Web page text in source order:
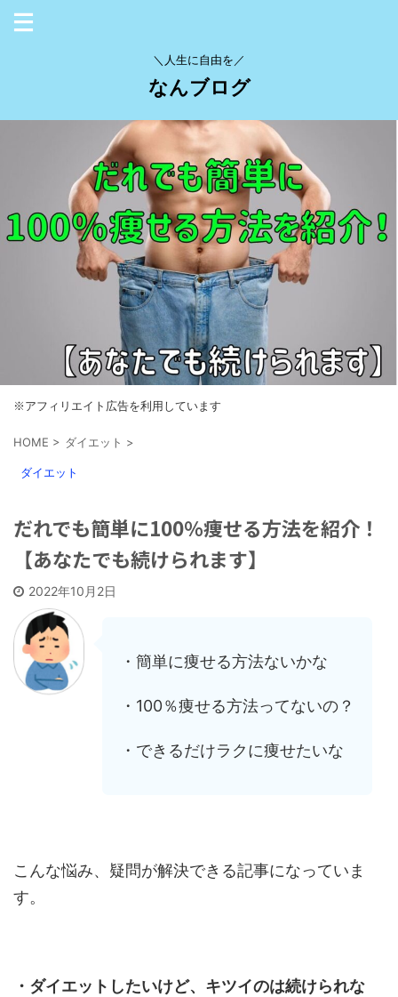
＼人生に自由を／
なんブログ
※アフィリエイト広告を利用しています
HOME > ダイエット >
ダイエット
だれでも簡単に100％痩せる方法を紹介！
【あなたでも続けられます】
2022年10月2日
・簡単に痩せる方法ないかな
・100％痩せる方法ってないの？
・できるだけラクに痩せたいな
こんな悩み、疑問が解決できる記事になっていま
す。
・ダイエットしたいけど、キツイのは続けられな